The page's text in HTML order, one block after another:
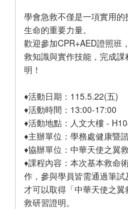
學會急救不僅是一項實用
生命的重要力量。
歡迎參加CPR+AED證照班
救知識與實作技能，完成
明！
♦活動日期：115.5.22(五)
♦活動時間：13:00-17:00
♦活動地點：人文大樓 -
♦主辦單位：學務處健康暨
♦協辦單位：中華天使之翼
♦課程內容：本次基本救命
作，參與學員皆需通過筆試
才可以取得「中華天使之
救研習證明。